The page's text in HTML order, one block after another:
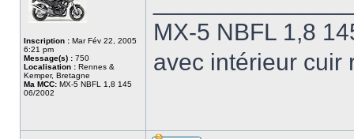
Inscription : Mar Fév 22, 2005
6:21 pm
Message(s) : 750
Localisation : Rennes &
Kemper, Bretagne
Ma MCC: MX-5 NBFL 1,8 145
06/2002
MX-5 NBFL 1,8
avec intérieur